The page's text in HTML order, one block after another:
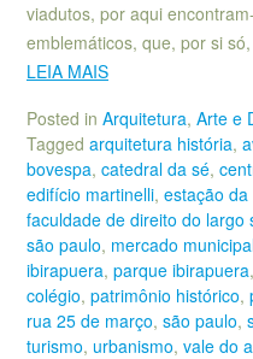
viadutos, por aqui
emblemáticos, que, por si
LEIA MAIS
Posted in Arquitetura, Arte e
Tagged arquitetura história,
bovespa, catedral da sé,
edifício martinelli, estação da
faculdade de direito do largo
são paulo, mercado
ibirapuera, parque ibirapuera,
colégio, patrimônio histórico,
rua 25 de março, são paulo,
turismo, urbanismo, vale do